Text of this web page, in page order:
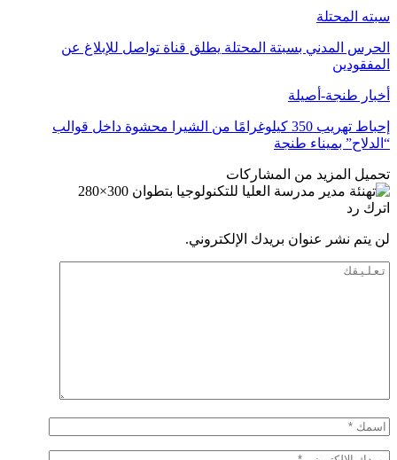
سبته المحتلة
الحرس المدني بسبتة المحتلة يطلق قناة تواصل للإبلاغ عن
المفقودين
أخبار طنجة-أصيلة
إحباط تهريب 350 كيلوغرامًا من الشيرا محشوة داخل قوالب
“الدلاح” بميناء طنجة
تحميل المزيد من المشاركات
اترك رد
لن يتم نشر عنوان بريدك الإلكتروني.